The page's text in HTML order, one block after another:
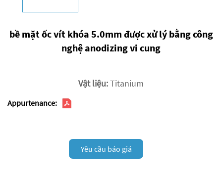
bề mặt ốc vít khóa 5.0mm được xử lý bằng công
nghệ anodizing vi cung
Vật liệu:Titanium
Appurtenance:
Yêu cầu báo giá